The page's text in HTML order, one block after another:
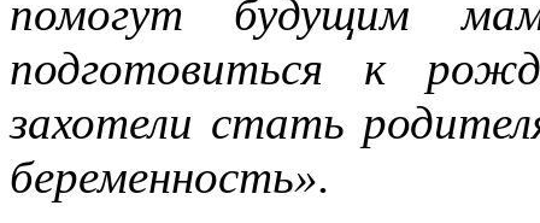
помогут будущим
подготовиться к
захотели стать
беременность».